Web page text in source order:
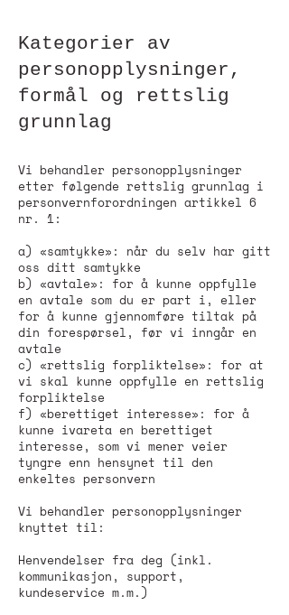
Kategorier av
personopplysninger,
formål og rettslig
grunnlag
Vi behandler personopplysninger
etter følgende rettslig grunnlag i
personvernforordningen artikkel 6
nr. 1:
a) «samtykke»: når du selv har gitt
oss ditt samtykke
b) «avtale»: for å kunne oppfylle
en avtale som du er part i, eller
for å kunne gjennomføre tiltak på
din forespørsel, før vi inngår en
avtale
c) «rettslig forpliktelse»: for at
vi skal kunne oppfylle en rettslig
forpliktelse
f) «berettiget interesse»: for å
kunne ivareta en berettiget
interesse, som vi mener veier
tyngre enn hensynet til den
enkeltes personvern
Vi behandler personopplysninger
knyttet til:
Henvendelser fra deg (inkl.
kommunikasjon, support,
kundeservice m.m.)